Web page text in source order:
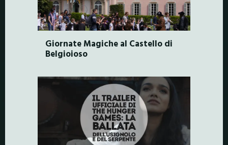
Giornate Magiche al Castello di
Belgioioso